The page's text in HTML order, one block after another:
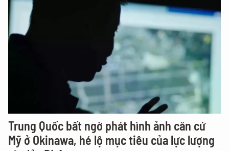
Trung Quốc bất ngờ phát hình ảnh căn cứ
Mỹ ở Okinawa, hé lộ mục tiêu của lực lượng